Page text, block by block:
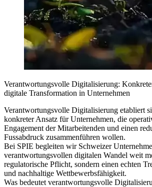
Verantwortungsvolle Digitalisierung:
digitale Transformation in Unternehmen
Verantwortungsvolle Digitalisierung etabliert
konkreter Ansatz für Unternehmen, die
Engagement der Mitarbeitenden und einen
Fussabdruck zusammenführen wollen.
Bei SPIE begleiten wir Schweizer
verantwortungsvollen digitalen Wandel weit
regulatorische Pflicht, sondern einen echten
und nachhaltige Wettbewerbsfähigkeit.
Was bedeutet verantwortungsvolle